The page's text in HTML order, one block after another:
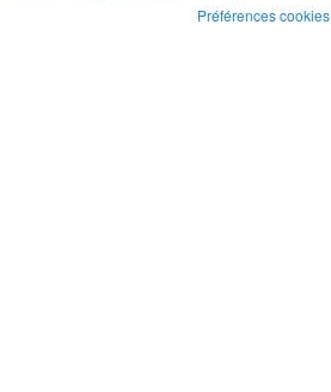
Préférences cookies